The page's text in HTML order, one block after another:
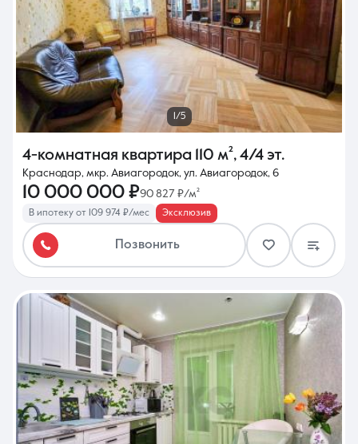
1/5
4-комнатная квартира 110 м², 4/4 эт.
Краснодар, мкр. Авиагородок, ул. Авиагородок, 6
10 000 000 ₽90 827 ₽/м²
В ипотеку от 109 974 ₽/мес Эксклюзив
Позвонить